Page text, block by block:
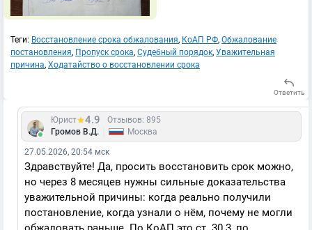
Теги: Восстановление срока обжалования, КоАП РФ, Обжалование
постановления, Пропуск срока, Судебный порядок, Уважительная
причина, Ходатайство о восстановлении срока
Ответить
Юрист 4.9
Отзывов: 895
Громов В.Д.
Москва
27.05.2026, 20:54 мск
Здравствуйте! Да, просить восстановить срок можно,
но через 8 месяцев нужны сильные доказательства
уважительной причины: когда реально получили
постановление, когда узнали о нём, почему не могли